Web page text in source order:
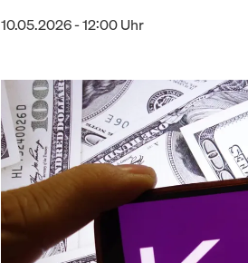
10.05.2026 - 12:00 Uhr